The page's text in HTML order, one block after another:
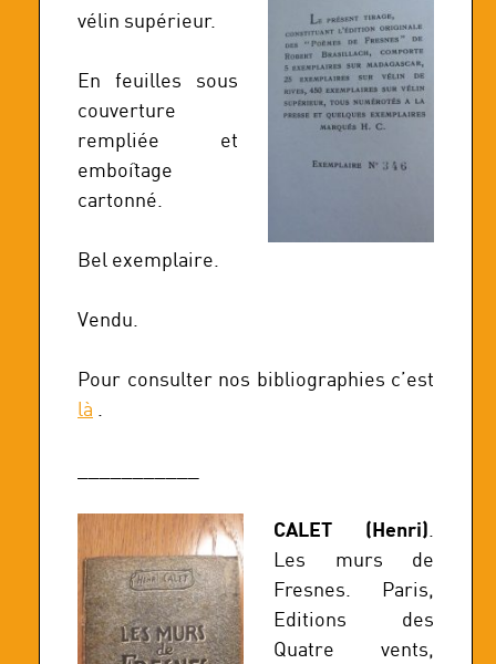
vélin supérieur.
En feuilles sous
couverture
rempliée et
emboîtage
cartonné.
Bel exemplaire.
Vendu.
Pour consulter nos bibliographies c’est
là .
CALET (Henri).
Les murs de
Fresnes. Paris,
Editions des
Quatre vents,